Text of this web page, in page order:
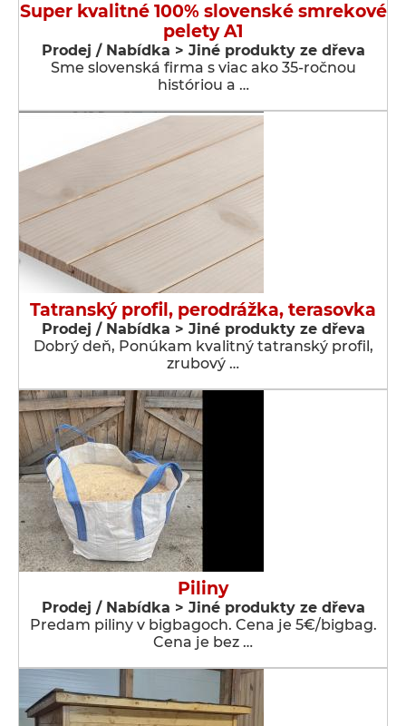
Super kvalitné 100% slovenské smrekové
pelety A1
Prodej / Nabídka > Jiné produkty ze dřeva
Sme slovenská firma s viac ako 35-ročnou
históriou a …
Tatranský profil, perodrážka, terasovka
Prodej / Nabídka > Jiné produkty ze dřeva
Dobrý deň, Ponúkam kvalitný tatranský profil,
zrubový …
Piliny
Prodej / Nabídka > Jiné produkty ze dřeva
Predam piliny v bigbagoch. Cena je 5€/bigbag.
Cena je bez …